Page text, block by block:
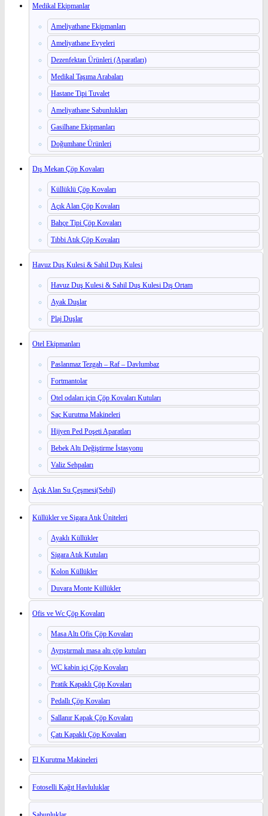
Medikal Ekipmanlar
Ameliyathane Ekipmanları
Ameliyathane Evyeleri
Dezenfektan Ürünleri (Aparatları)
Medikal Taşıma Arabaları
Hastane Tipi Tuvalet
Ameliyathane Sabunlukları
Gasilhane Ekipmanları
Doğumhane Ürünleri
Dış Mekan Çöp Kovaları
Küllüklü Çöp Kovaları
Açık Alan Çöp Kovaları
Bahçe Tipi Çöp Kovaları
Tıbbi Atık Çöp Kovaları
Havuz Duş Kulesi & Sahil Duş Kulesi
Havuz Duş Kulesi & Sahil Duş Kulesi Dış Ortam
Ayak Duşlar
Plaj Duşlar
Otel Ekipmanları
Paslanmaz Tezgah – Raf – Davlumbaz
Fortmantolar
Otel odaları için Çöp Kovaları Kutuları
Saç Kurutma Makineleri
Hijyen Ped Poşeti Aparatları
Bebek Altı Değiştirme İstasyonu
Valiz Sehpaları
Açık Alan Su Çeşmesi(Sebil)
Küllükler ve Sigara Atık Üniteleri
Ayaklı Küllükler
Sigara Atık Kutuları
Kolon Küllükler
Duvara Monte Küllükler
Ofis ve Wc Çöp Kovaları
Masa Altı Ofis Çöp Kovaları
Ayrıştırmalı masa altı çöp kutuları
WC kabin içi Çöp Kovaları
Pratik Kapaklı Çöp Kovaları
Pedallı Çöp Kovaları
Sallanır Kapak Çöp Kovaları
Çatı Kapaklı Çöp Kovaları
El Kurutma Makineleri
Fotoselli Kağıt Havluluklar